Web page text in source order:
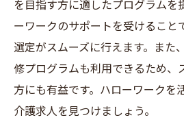
を目指す方に適したプログラムを
ーワークのサポートを受けること
選定がスムーズに行えます。また
修プログラムも利用できるため、
方にも有益です。ハローワークを
介護求人を見つけましょう。